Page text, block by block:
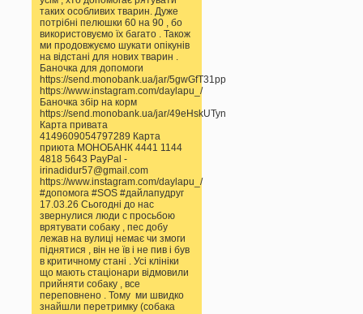
таких особливих тварин. Дуже
потрібні пелюшки 60 на 90 , бо
використовуємо їх багато . Також
ми продовжуємо шукати опікунів
на відстані для нових тварин .
Баночка для допомоги
https://send.monobank.ua/jar/5gwGfT31pp
https://www.instagram.com/daylapu_/
Баночка збір на корм
https://send.monobank.ua/jar/49eHskUTyn
Карта привата
4149609054797289 Карта
приюта МОНОБАНК 4441 1144
4818 5643 PayPal -
irinadidur57@gmail.com
https://www.instagram.com/daylapu_/
#допомога #SOS #дайлапудруг
17.03.26 Сьогодні до нас
звернулися люди с просьбою
врятувати собаку , пес добу
лежав на вулиці немає чи змоги
піднятися , він не їв і не пив і був
в критичному стані . Усі клініки
що мають стаціонари відмовили
прийняти собаку , все
переповнено . Тому ми швидко
знайшли перетримку (собака